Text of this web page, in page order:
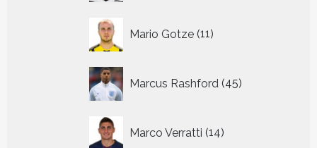
Mario Gotze 11
producten
Marcus Rashford 45
producten
Marco Verratti 14
producten